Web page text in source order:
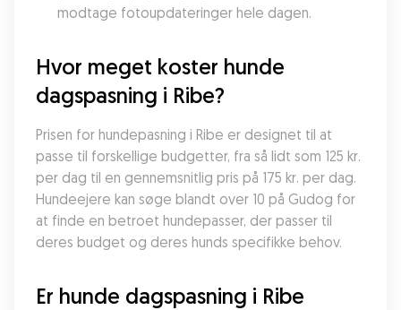
modtage fotoupdateringer hele dagen.
Hvor meget koster hunde
dagspasning i Ribe?
Prisen for hundepasning i Ribe er designet til at
passe til forskellige budgetter, fra så lidt som 125 kr.
per dag til en gennemsnitlig pris på 175 kr. per dag.
Hundeejere kan søge blandt over 10 på Gudog for
at finde en betroet hundepasser, der passer til
deres budget og deres hunds specifikke behov.
Er hunde dagspasning i Ribe